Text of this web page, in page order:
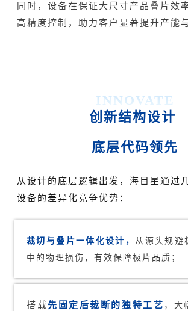
同时，设备在保证大尺寸产品叠片效
高精度控制，助力客户显著提升产能
INNOVATE
创新结构设计
底层代码领先
从设计的底层逻辑出发，海目星通过
设备的差异化竞争优势：
裁切与叠片一体化设计，
从源头规避
中的物理损伤，有效保障极片品质；
搭载先固定后裁断的独特工艺 ，大